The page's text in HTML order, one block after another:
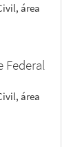
área
Federal
área